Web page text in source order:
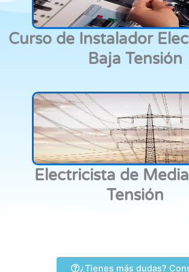
Curso de Instalador
Baja Tensión
Electricista de
Tensión
¿Tienes más dudas?